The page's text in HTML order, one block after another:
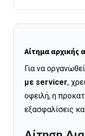
Αίτημα αρχικής
Για να
με servicer,
οφειλή, η
εξασφαλίσεις